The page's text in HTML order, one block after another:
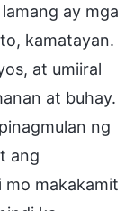
ay mga
kamatayan.
at umiiral
at buhay.
ng
ang
mo makakamit